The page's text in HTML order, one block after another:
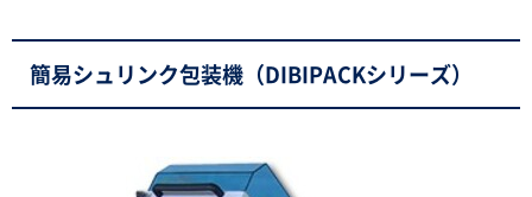
簡易シュリンク包装機（DIBIPACKシリーズ）